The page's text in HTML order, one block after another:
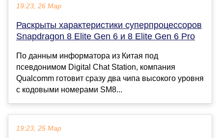
19:23, 26 Мар
Раскрыты характеристики суперпроцессоров
Snapdragon 8 Elite Gen 6 и 8 Elite Gen 6 Pro
По данным информатора из Китая под
псевдонимом Digital Chat Station, компания
Qualcomm готовит сразу два чипа высокого уровня
с кодовыми номерами SM8...
19:23, 25 Мар